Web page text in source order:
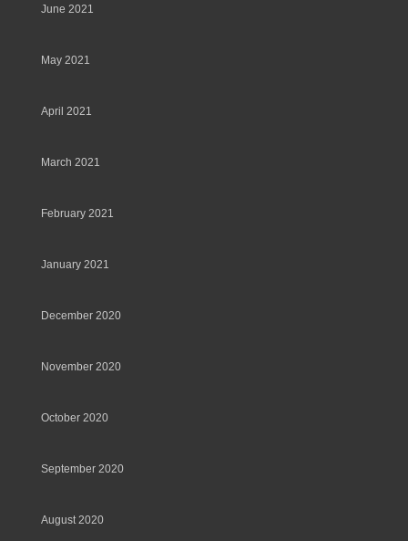
June 2021
May 2021
April 2021
March 2021
February 2021
January 2021
December 2020
November 2020
October 2020
September 2020
August 2020